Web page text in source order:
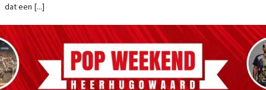
dat een [...]